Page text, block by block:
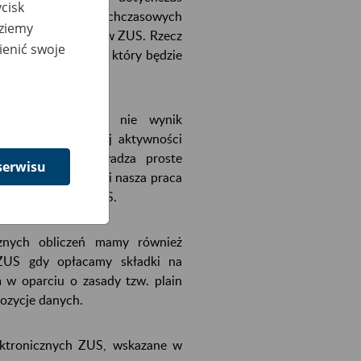
wysokości dotychczasowych
z subkonta w ZUS. Rzecz
nie zaś tego, który będzie
emerytura to nie wynik
ale efekt lat naszej aktywności
przeprowadza proste
mamy my sami i nasza praca
centrali ZUS.
obliczeń mamy również
gdy opłacamy składki na
w oparciu o zasady tzw. plain
danych.
ZUS, wskazane w
swoje